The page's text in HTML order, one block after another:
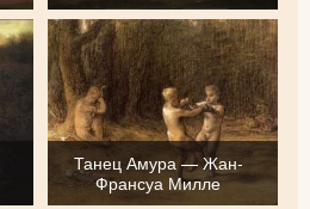
Танец Амура — Жан-
Франсуа Милле